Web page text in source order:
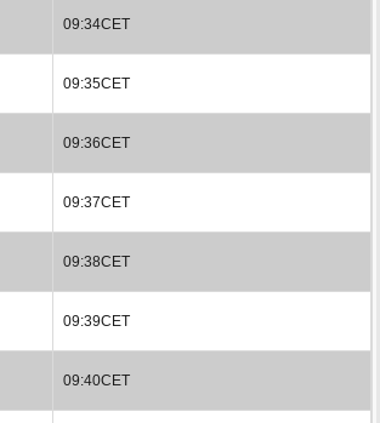
09:34CET
09:35CET
09:36CET
09:37CET
09:38CET
09:39CET
09:40CET